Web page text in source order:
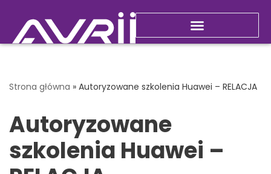
Przejdź
do
Strona główna » Autoryzowane szkolenia Huawei – RELACJA
Autoryzowane
szkolenia Huawei –